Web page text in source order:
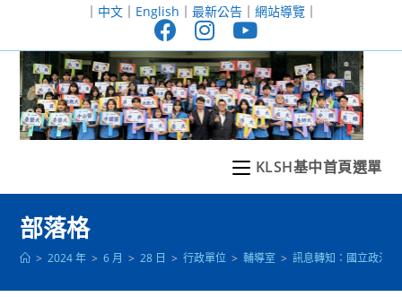
至
｜ 中文｜ English ｜ 最新公告｜ 網站導覽｜
KLSH基中首頁選單
部落格
> 2024 年 > 6 月 > 28 日 > 行政單位 > 輔導室 > 訊息轉知：國立政治